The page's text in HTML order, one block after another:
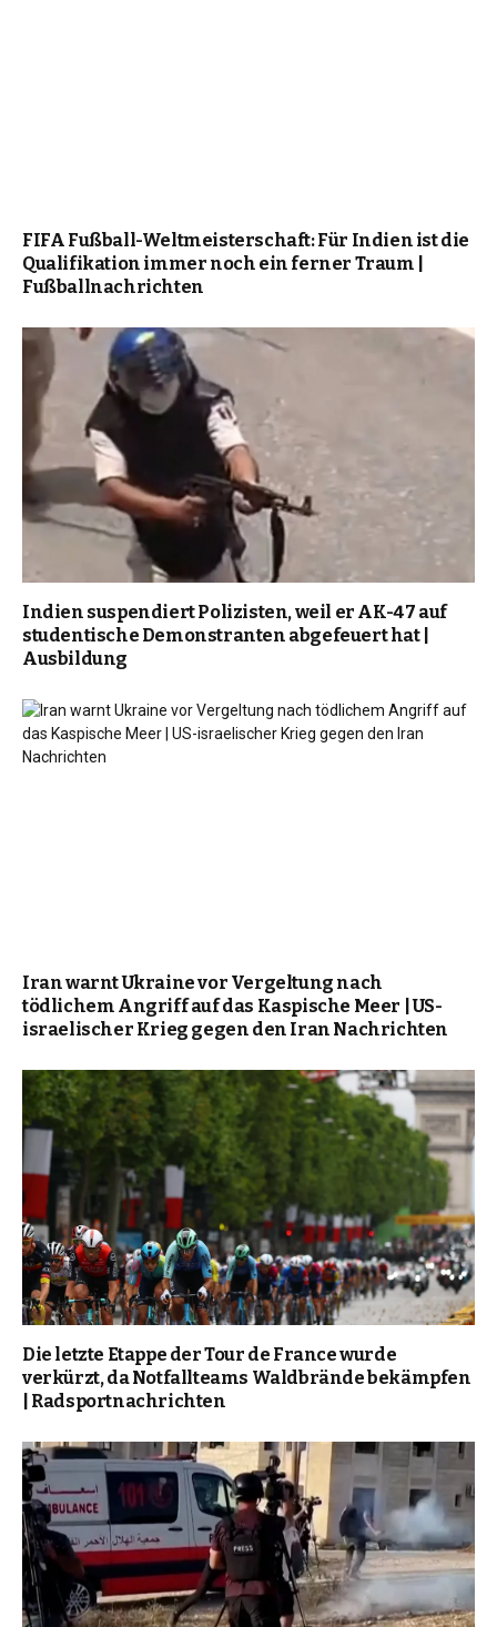
FIFA Fußball-Weltmeisterschaft: Für Indien ist die
Qualifikation immer noch ein ferner Traum |
Fußballnachrichten
Indien suspendiert Polizisten, weil er AK-47 auf
studentische Demonstranten abgefeuert hat |
Ausbildung
Iran warnt Ukraine vor Vergeltung nach
tödlichem Angriff auf das Kaspische Meer | US-
israelischer Krieg gegen den Iran Nachrichten
Die letzte Etappe der Tour de France wurde
verkürzt, da Notfallteams Waldbrände bekämpfen
| Radsportnachrichten